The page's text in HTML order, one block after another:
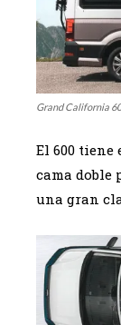
Grand California
El 600 tiene
cama doble
una gran